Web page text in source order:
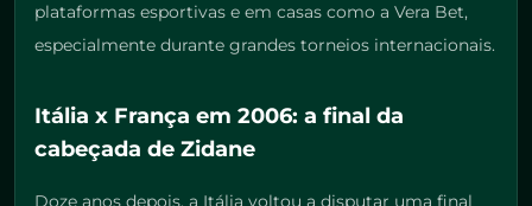
plataformas esportivas e em casas como a Vera Bet,
especialmente durante grandes torneios internacionais.
Itália x França em 2006: a final da
cabeçada de Zidane
Doze anos depois, a Itália voltou a disputar uma final